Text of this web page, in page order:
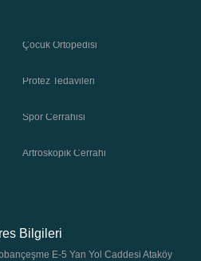
Çocuk Ortopedisi
Protez Tedavileri
Spor Cerrahisi
Artroskopik Cerrahi
Bilgileri
E-5 Yan Yol Caddesi Ataköy